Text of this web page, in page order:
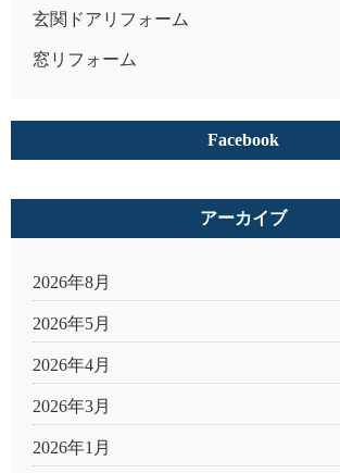
玄関ドアリフォーム
窓リフォーム
Facebook
アーカイブ
2026年8月
2026年5月
2026年4月
2026年3月
2026年1月